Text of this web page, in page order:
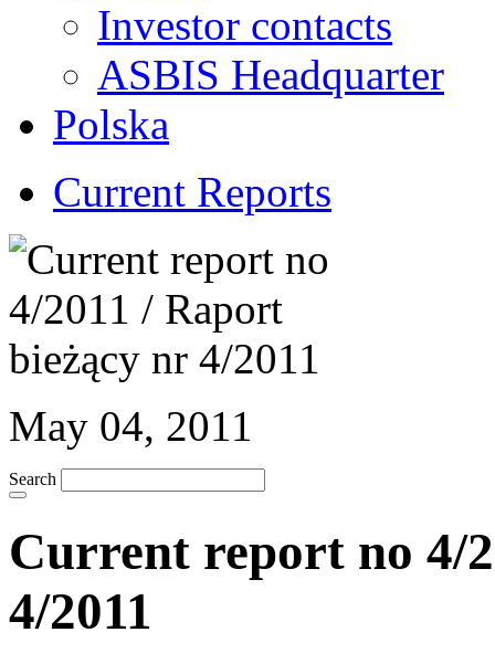
Investor contacts
ASBIS Headquarter
Polska
Current Reports
May 04, 2011
Search
Current report no 4/
4/2011